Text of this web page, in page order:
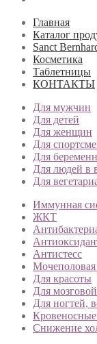
Главная
Каталог
Sanct
Косметика
Таблетницы
КОНТАКТЫ
Для мужчин
Для детей
Для женщин
Для
Для
Для людей в
Для
Иммунная
ЖКТ
Антистесс
Мочеполовая
Для красоты
Для
Для ногтей,
Снижение